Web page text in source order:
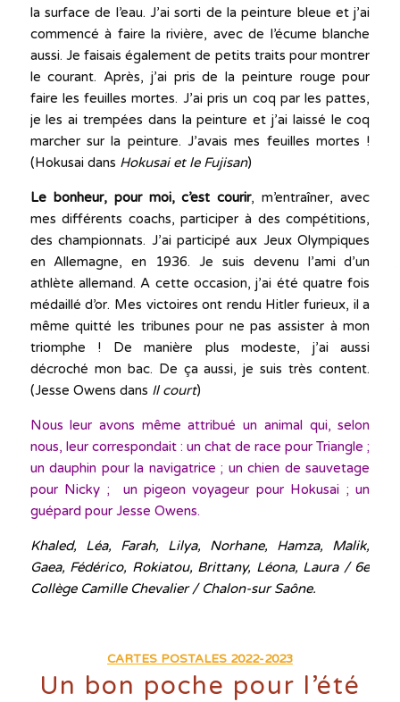
la surface de l’eau. J’ai sorti de la peinture bleue et j’ai
commencé à faire la rivière, avec de l’écume blanche
aussi. Je faisais également de petits traits pour montrer
le courant. Après, j’ai pris de la peinture rouge pour
faire les feuilles mortes. J’ai pris un coq par les pattes,
je les ai trempées dans la peinture et j’ai laissé le coq
marcher sur la peinture. J’avais mes feuilles mortes !
(Hokusai dans Hokusai et le Fujisan)
Le bonheur, pour moi, c’est courir, m’entraîner, avec
mes différents coachs, participer à des compétitions,
des championnats. J’ai participé aux Jeux Olympiques
en Allemagne, en 1936. Je suis devenu l’ami d’un
athlète allemand. A cette occasion, j’ai été quatre fois
médaillé d’or. Mes victoires ont rendu Hitler furieux, il a
même quitté les tribunes pour ne pas assister à mon
triomphe ! De manière plus modeste, j’ai aussi
décroché mon bac. De ça aussi, je suis très content.
(Jesse Owens dans Il court)
Nous leur avons même attribué un animal qui, selon
nous, leur correspondait : un chat de race pour Triangle ;
un dauphin pour la navigatrice; un chien de sauvetage
pour Nicky ; un pigeon voyageur pour Hokusai ; un
guépard pour Jesse Owens.
Khaled, Léa, Farah, Lilya, Norhane, Hamza, Malik,
Gaea, Fédérico, Rokiatou, Brittany, Léona, Laura / 6e
Collège Camille Chevalier / Chalon-sur Saône.
CARTES POSTALES 2022-2023
Un bon poche pour l’été